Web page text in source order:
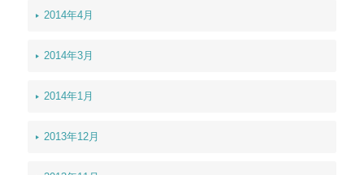
2014年4月
2014年3月
2014年1月
2013年12月